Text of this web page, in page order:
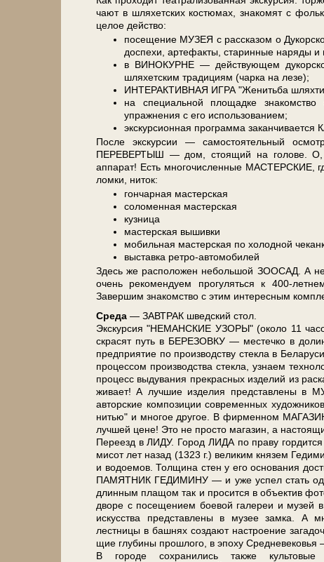
ча­ют в шля­хет­ских ко­стю­мах, знакомят с
целое дей­ство:
посещение МУЗЕЯ с рассказом о
доспехи, артефакты, старинные наряды
в ВИНОКУРНЕ — действующем
шляхетским традициям (чарка на лезе);
ИНТЕРАКТИВНАЯ ИГРА "Женитьба
на специальной площадке
упражнения с его использованием;
экскурсионная программа
После экс­кур­сии — самостоятельный
ПЕРЕВЕРТЫШ — дом, стоящий на голове. О,
аппарат! Есть мно­го­чис­лен­ные МАСТЕРСКИЕ,
лом­ки, ниток:
гончарная мастерская
соломенная мастерская
кузница
мастерская вышивки
мобильная мастерская по холодной
выставка ретро-автомобилей
Здесь же рас­по­ло­жен не­боль­шой ЗООСАД. А
очень ре­ко­мен­ду­ем про­гу­лять­ся к 400-
Завершим знакомство с этим ин­те­рес­ным
Сре­да — ЗАВ­ТРАК швед­ский стол.
Экс­кур­сия "НЕМАНСКИЕ УЗОРЫ" (око­ло 11
скрасят путь в БЕРЕЗОВКУ — ме­стеч­ко в
пред­при­я­тие по про­из­вод­ству стек­ла в
процессом про­из­вод­ства стек­ла, узна­ем
про­цесс выдувания пре­крас­ных из­де­лий из
жи­ва­ет! А луч­шие из­де­лия пред­став­ле­ны в
авторские ком­по­зи­ции со­вре­мен­ных
нитью" и мно­гое дру­гое. В фир­мен­ном
луч­шей це­не! Это не про­сто ма­га­зин, а
Пе­ре­езд в ЛИДУ. Город ЛИДА по пра­ву
ми­сот лет на­зад (1323 г.) ве­ли­ким кня­зем
и водоемов. Толщина стен у его ос­но­ва­ния
ПАМЯТНИК ГЕДИМИНУ — и уже успел стать
длинным плащом так и просится в объектив
дворе с по­се­ще­ни­ем боевой галереи и му­зей
ис­кус­ства пред­став­ле­ны в музее зам­ка. А
лестницы в башнях со­зда­ют на­стро­е­ние
щие глу­би­ны про­шло­го, в эпо­ху Средне­ве­ко­вья
В го­ро­де со­хра­ни­лись так­же